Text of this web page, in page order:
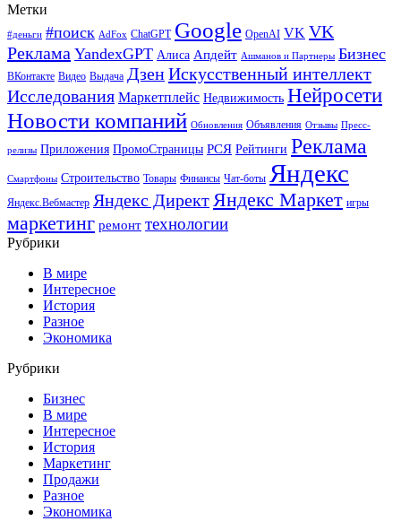
Метки
#деньги #поиск AdFox ChatGPT Google OpenAI VK VK
Реклама YandexGPT Алиса Апдейт Ашманов и Партнеры Бизнес
ВКонтакте Видео Выдача ДзенИскусственный интеллект
Исследования Маркетплейс Недвижимость Нейросети
Новости компаний Обновления Объявления Отзывы Пресс-
релизы Приложения ПромоСтраницы РСЯ Рейтинги Реклама
Смартфоны Строительство Товары Финансы Чат-боты Яндекс
Яндекс.Вебмастер Яндекс Директ Яндекс Маркет игры
маркетинг ремонт технологии
Рубрики
В мире
Интересное
История
Разное
Экономика
Рубрики
Бизнес
В мире
Интересное
История
Маркетинг
Продажи
Разное
Экономика